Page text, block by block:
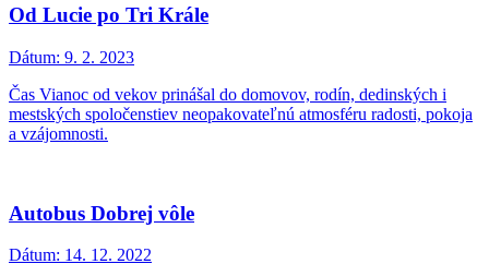
Od Lucie po Tri Krále
Dátum: 9. 2. 2023
Čas Vianoc od vekov prinášal do domovov, rodín, dedinských i
mestských spoločenstiev neopakovateľnú atmosféru radosti, pokoja
a vzájomnosti.
Autobus Dobrej vôle
Dátum: 14. 12. 2022